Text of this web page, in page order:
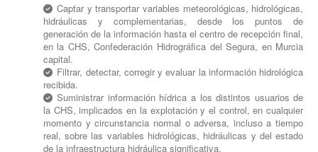
Captar y transportar variables meteorológicas, hidrológicas,
hidráulicas y complementarias, desde los puntos de
generación de la información hasta el centro de recepción final,
en la CHS, Confederación Hidrográfica del Segura, en Murcia
capital.
Filtrar, detectar, corregir y evaluar la información hidrológica
recibida.
Suministrar información hídrica a los distintos usuarios de
la CHS, implicados en la explotación y el control, en cualquier
momento y circunstancia normal o adversa, incluso a tiempo
real, sobre las variables hidrológicas, hidráulicas y del estado
de la infraestructura hidráulica significativa.